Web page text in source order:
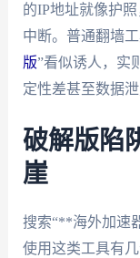
的IP地址就像护
中断。普通翻墙
版”看似诱人，实
定性差甚至数据泄
破解版陷
崖
搜索“**海外加速
使用这类工具有